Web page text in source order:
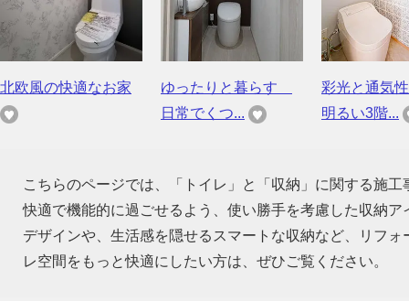
北欧風の快適なお家
ゆったりと暮らす
日常でくつ...
彩光と通気
明るい3階...
こちらのページでは、「トイレ」と「収納」に関する施
快適で機能的に過ごせるよう、使い勝手を考慮した収納
デザインや、生活感を隠せるスマートな収納など、リフ
レ空間をもっと快適にしたい方は、ぜひご覧ください。